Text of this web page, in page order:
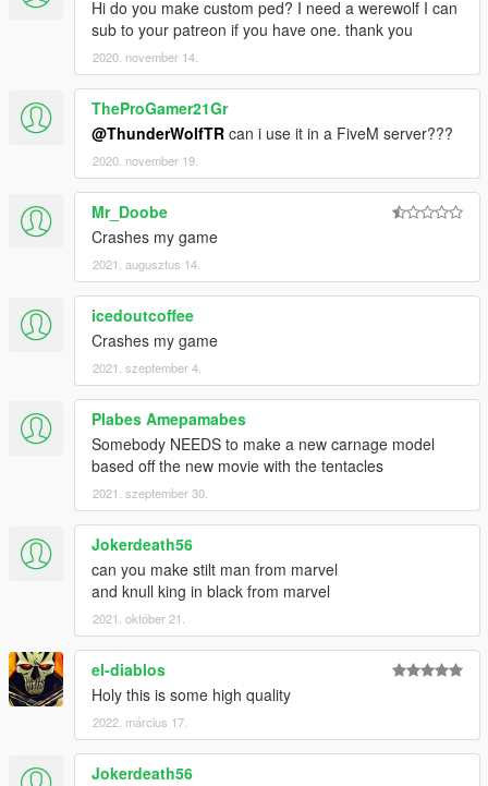
Hi do you make custom ped? I need a werewolf I can
sub to your patreon if you have one. thank you
2020. november 14.
TheProGamer21Gr
@ThunderWolfTR can i use it in a FiveM server???
2020. november 19.
Mr_Doobe
Crashes my game
2021. augusztus 14.
icedoutcoffee
Crashes my game
2021. szeptember 4.
Plabes Amepamabes
Somebody NEEDS to make a new carnage model
based off the new movie with the tentacles
2021. szeptember 30.
Jokerdeath56
can you make stilt man from marvel
and knull king in black from marvel
2021. október 21.
el-diablos
Holy this is some high quality
2022. március 17.
Jokerdeath56